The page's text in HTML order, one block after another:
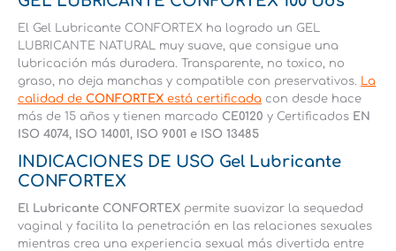
El Gel Lubricante CONFORTEX ha logrado un GEL
LUBRICANTE NATURAL muy suave, que consigue una
lubricación más duradera. Transparente, no toxico, no
graso, no deja manchas y compatible con preservativos. La
calidad de CONFORTEX está certificada con desde hace
más de 15 años y tienen marcado CE0120 y Certificados EN
ISO 4074, ISO 14001, ISO 9001 e ISO 13485
INDICACIONES DE USO Gel Lubricante
CONFORTEX
El Lubricante CONFORTEX permite suavizar la sequedad
vaginal y facilita la penetración en las relaciones sexuales
mientras crea una experiencia sexual más divertida entre